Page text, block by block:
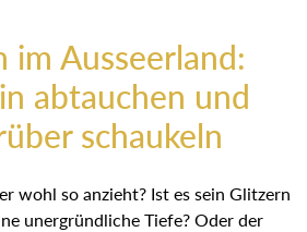
im Ausseerland:
abtauchen und
schaukeln
wohl so anzieht? Ist es sein Glitzern
unergründliche Tiefe? Oder der